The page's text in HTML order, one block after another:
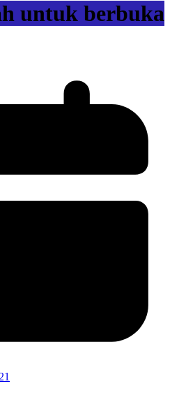
untuk berbuka